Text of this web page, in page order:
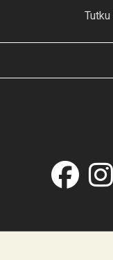
Tutku